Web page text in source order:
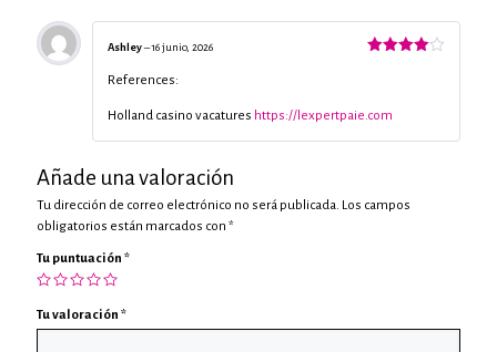
Ashley–16 junio, 2026
References:
Holland casino vacatures https://lexpertpaie.com
Añade una valoración
Tu dirección de correo electrónico no será publicada. Los campos
obligatorios están marcados con *
Tu puntuación *
Tu valoración *